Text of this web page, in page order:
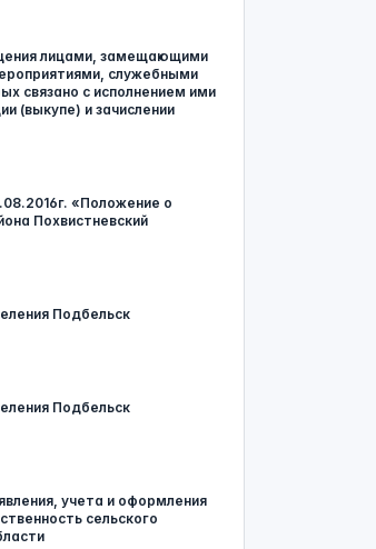
лицами, замещающими
служебными
связано с исполнением ими
(выкупе) и зачислении
«Положение о
Похвистневский
Подбельск
Подбельск
учета и оформления
сельского